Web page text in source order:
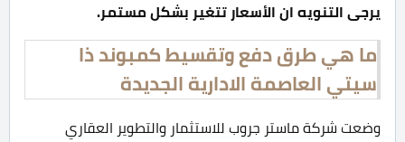
يرجى التنويه ان الأسعار تتغير بشكل مستمر.
ما هي طرق دفع وتقسيط كمبوند ذا
سيتي العاصمة الادارية الجديدة
وضعت شركة ماستر جروب للاستثمار والتطوير العقاري